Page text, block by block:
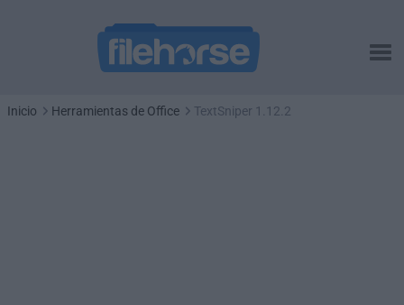
Inicio Herramientas de Office TextSniper 1.12.2